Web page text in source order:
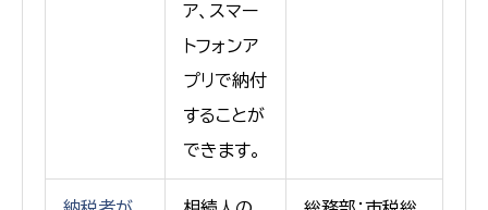
ア、スマー
トフォンア
プリで納付
することが
できます。